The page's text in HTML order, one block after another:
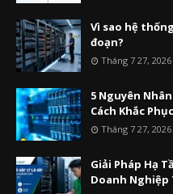
Vì sao hệ
đoạn?
Tháng 7 27, 2026
5 Nguyên Nhân
Cách Khắc
Tháng 7 27, 2026
Giải Pháp Hạ
Doanh Nghiệp